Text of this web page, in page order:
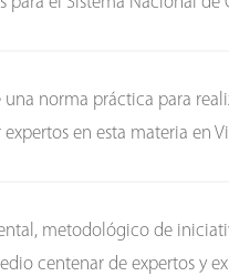
norma práctica para
en esta materia en
metodológico de
centenar de expertos y